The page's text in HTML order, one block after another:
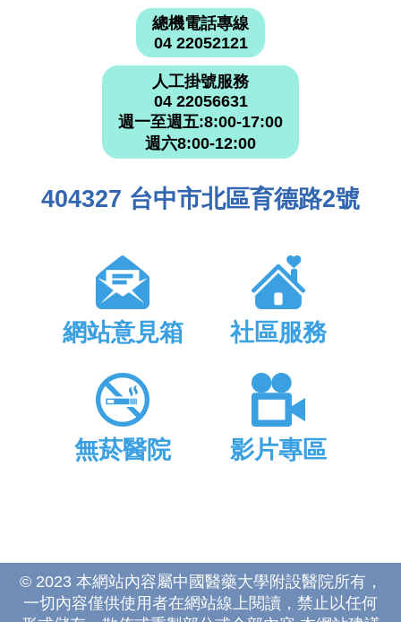
總機電話專線
04 22052121
人工掛號服務
04 22056631
週一至週五:8:00-17:00
週六8:00-12:00
404327 台中市北區育德路2號
網站意見箱 社區服務
無菸醫院 影片專區
© 2023 本網站內容屬中國醫藥大學附設醫院所有，
一切內容僅供使用者在網站線上閱讀，禁止以任何